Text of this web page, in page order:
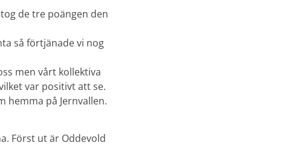
de tre poängen den
så förtjänade vi nog
men vårt kollektiva
var positivt att se.
hemma på Jernvallen.
Först ut är Oddevold